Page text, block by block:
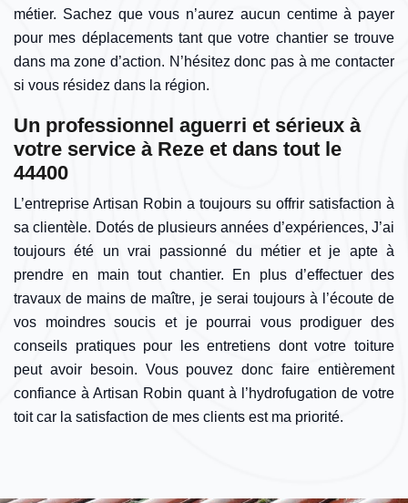
métier. Sachez que vous n’aurez aucun centime à payer
pour mes déplacements tant que votre chantier se trouve
dans ma zone d’action. N’hésitez donc pas à me contacter
si vous résidez dans la région.
Un professionnel aguerri et sérieux à
votre service à Reze et dans tout le
44400
L’entreprise Artisan Robin a toujours su offrir satisfaction à
sa clientèle. Dotés de plusieurs années d’expériences, J’ai
toujours été un vrai passionné du métier et je apte à
prendre en main tout chantier. En plus d’effectuer des
travaux de mains de maître, je serai toujours à l’écoute de
vos moindres soucis et je pourrai vous prodiguer des
conseils pratiques pour les entretiens dont votre toiture
peut avoir besoin. Vous pouvez donc faire entièrement
confiance à Artisan Robin quant à l’hydrofugation de votre
toit car la satisfaction de mes clients est ma priorité.